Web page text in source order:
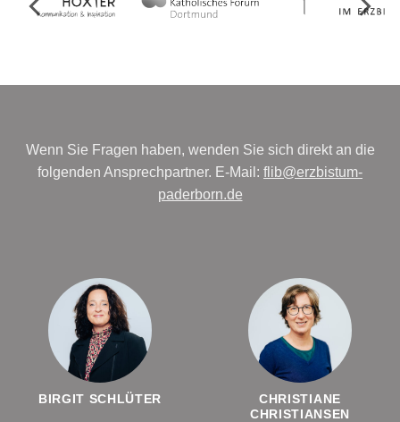
Wenn Sie Fragen haben, wenden Sie sich direkt an die
folgenden Ansprechpartner. E-Mail: flib@erzbistum-
paderborn.de
BIRGIT SCHLÜTER
CHRISTIANE
CHRISTIANSEN